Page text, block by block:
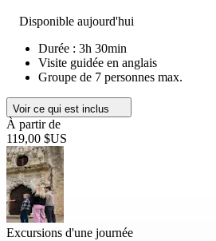
Disponible aujourd'hui
Durée : 3h 30min
Visite guidée en anglais
Groupe de 7 personnes max.
Voir ce qui est inclus
À partir de
119,00 $US
Excursions d'une journée